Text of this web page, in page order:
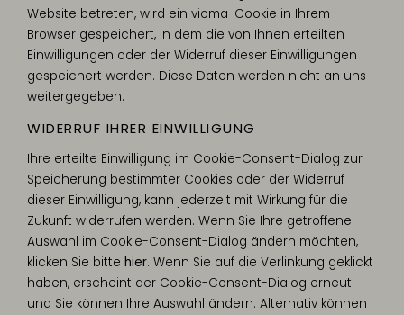
Website betreten, wird ein vioma-Cookie in Ihrem
Browser gespeichert, in dem die von Ihnen erteilten
Einwilligungen oder der Widerruf dieser Einwilligungen
gespeichert werden. Diese Daten werden nicht an uns
weitergegeben.
WIDERRUF IHRER EINWILLIGUNG
Ihre erteilte Einwilligung im Cookie-Consent-Dialog zur
Speicherung bestimmter Cookies oder der Widerruf
dieser Einwilligung, kann jederzeit mit Wirkung für die
Zukunft widerrufen werden. Wenn Sie Ihre getroffene
Auswahl im Cookie-Consent-Dialog ändern möchten,
klicken Sie bitte hier. Wenn Sie auf die Verlinkung geklickt
haben, erscheint der Cookie-Consent-Dialog erneut
und Sie können Ihre Auswahl ändern. Alternativ können